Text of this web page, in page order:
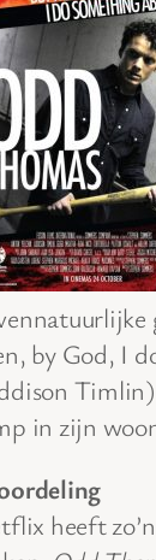
by God, I
in zijn
heeft